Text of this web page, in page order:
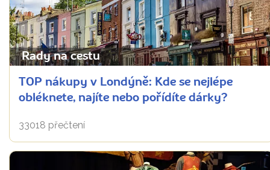
Rady na cestu
TOP nákupy v Londýně: Kde se nejlépe
obléknete, najíte nebo pořídíte dárky?
33018 přečtení